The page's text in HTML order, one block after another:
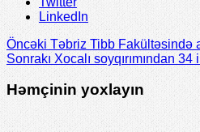
LinkedIn
Öncəki Təbriz Tibb Fakültəsində
Sonrakı Xocalı soyqırımından 34
Həmçinin yoxlayın